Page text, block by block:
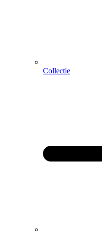
Collectie